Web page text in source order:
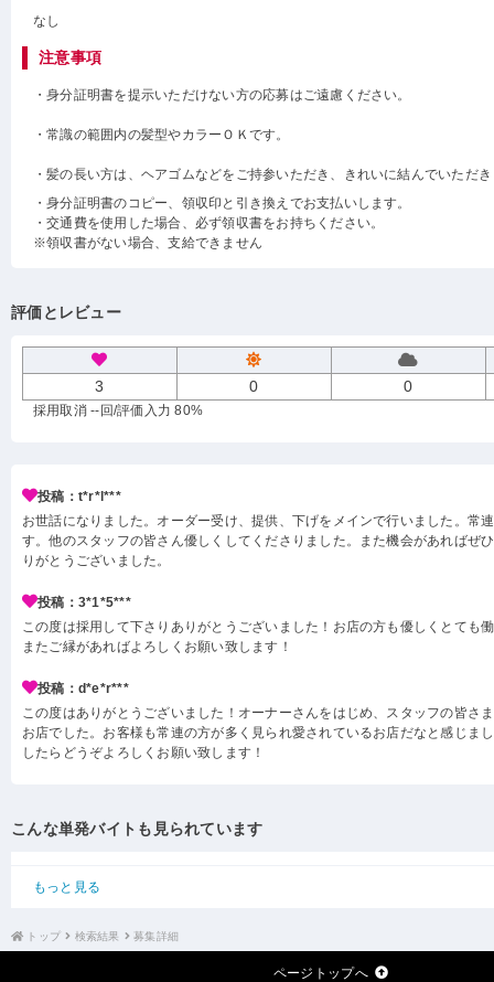
なし
注意事項
・身分証明書を提示いただけない方の応募はご遠慮ください。
・常識の範囲内の髪型やカラーＯＫです。
・髪の長い方は、ヘアゴムなどをご持参いただき、きれいに結んでいただ
・身分証明書のコピー、領収印と引き換えでお支払いします。
・交通費を使用した場合、必ず領収書をお持ちください。
※領収書がない場合、支給できません
評価とレビュー
3 0 0
採用取消 --回/評価入力 80%
投稿：t*r*l***
お世話になりました。オーダー受け、提供、下げをメインで行いました。常
す。他のスタッフの皆さん優しくしてくださりました。また機会があればぜ
りがとうございました。
投稿：3*1*5***
この度は採用して下さりありがとうございました！お店の方も優しくとても
またご縁があればよろしくお願い致します！
投稿：d*e*r***
この度はありがとうございました！オーナーさんをはじめ、スタッフの皆さ
お店でした。お客様も常連の方が多く見られ愛されているお店だなと感じま
したらどうぞよろしくお願い致します！
こんな単発バイトも見られています
もっと見る
トップ 検索結果 募集詳細
ページトップへ